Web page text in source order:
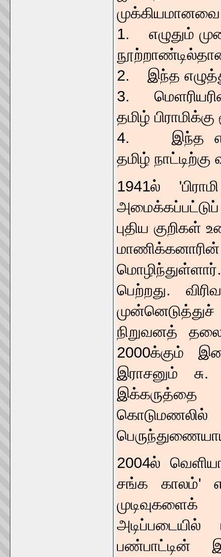
1. எழுதும்
2. இந்த
3.
தமிழ்
4. இந்த
தமிழ்
1941ல்
புதிய
பெற்றது.
நிறுவனத்
2000க்கும்
இராசனும்
இக்கருத்தை
2004ல்
சங்க காலம்'
பண்பாட்டின்